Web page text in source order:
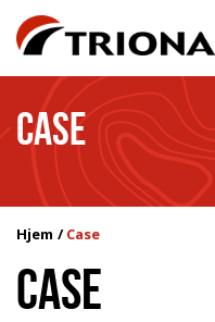
CASE
Hjem Case
CASE